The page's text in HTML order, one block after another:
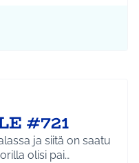
#721
ja siitä on saatu
olisi pai…